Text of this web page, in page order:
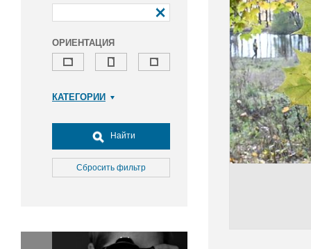
ОРИЕНТАЦИЯ
КАТЕГОРИИ
Досуг, туризм и отдых
Культура
Медицина
Окружающая среда
Найти
Сбросить фильтр